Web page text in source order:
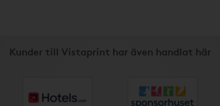
Kunder till Vistaprint har även handlat här